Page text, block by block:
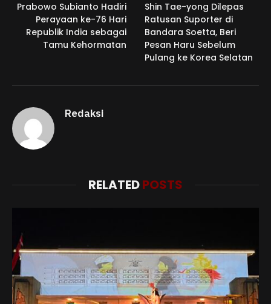
Prabowo Subianto Hadiri
Perayaan ke-76 Hari
Republik India sebagai
Tamu Kehormatan
Shin Tae-yong Dilepas
Ratusan Suporter di
Bandara Soetta, Beri
Pesan Haru Sebelum
Pulang ke Korea Selatan
Redaksi
RELATEDPOSTS